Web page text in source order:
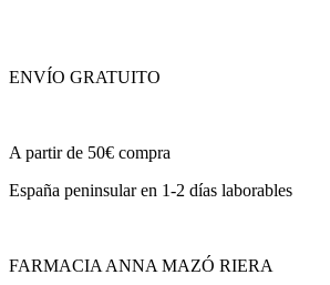
ENVÍO GRATUITO
A partir de 50€ compra
España peninsular en 1-2 días laborables
FARMACIA ANNA MAZÓ RIERA